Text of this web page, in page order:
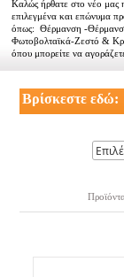
Εμπορικοί
Τα νέα μας
Επικοινωνία
Καλώς ήρθατε στο νέο μας
επιλεγμένα και επώνυμα
όπως: Θέρμανση -
Φωτοβολταϊκά-Ζεστό &
όπου μπορείτε να
Βρίσκεστε εδώ: